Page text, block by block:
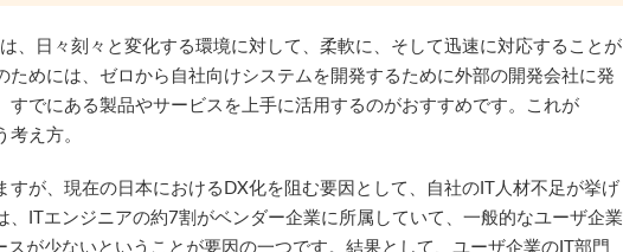
、日々刻々と変化する環境に対して、柔軟に、そして迅速に対応することが
ためには、ゼロから自社向けシステムを開発するために外部の開発会社に発
すでにある製品やサービスを上手に活用するのがおすすめです。これが
考え方。
すが、現在の日本におけるDX化を阻む要因として、自社のIT人材不足が挙げ
、ITエンジニアの約7割がベンダー企業に所属していて、一般的なユーザ企業
スが少ないということが要因の一つです。結果として、ユーザ企業のIT部門